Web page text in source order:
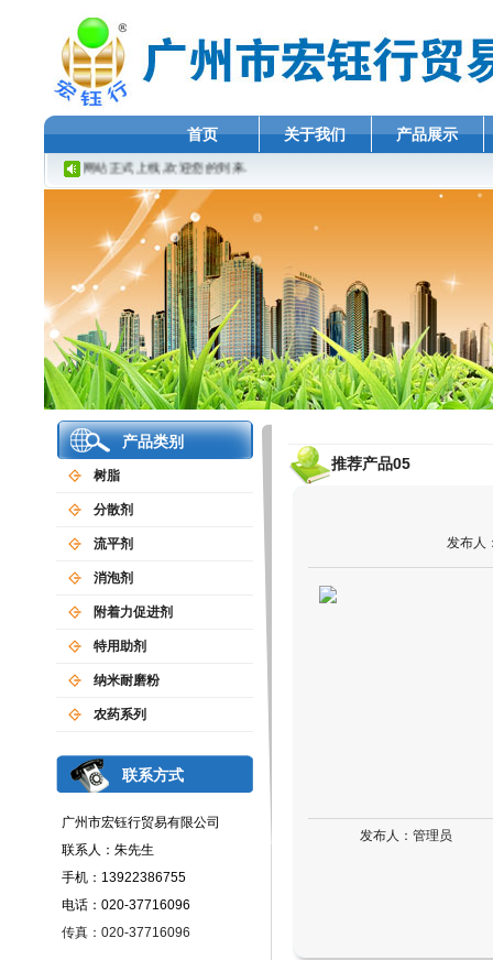
首页 关于我们 产品展示
网站正式上线,欢迎您的到来.
产品类别
树脂
分散剂
流平剂
消泡剂
附着力促进剂
特用助剂
纳米耐磨粉
农药系列
联系方式
广州市宏钰行贸易有限公司
联系人：朱先生
手机：13922386755
电话：020-37716096
传真：020-37716096
推荐产品05
发布人
发布人：管理员